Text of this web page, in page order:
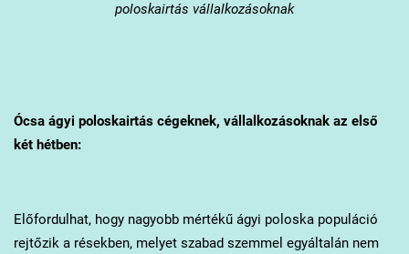
poloskairtás vállalkozásoknak
Ócsaágyi poloskairtás cégeknek, vállalkozásoknak az első
két hétben:
Előfordulhat, hogy nagyobb mértékű ágyi poloska populáció
rejtőzik a résekben, melyet szabad szemmel egyáltalán nem